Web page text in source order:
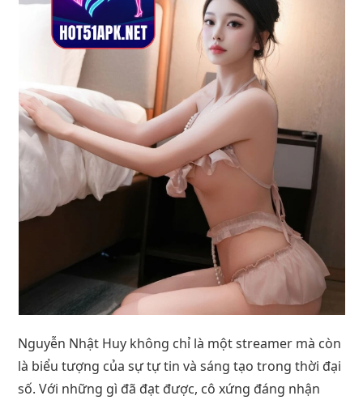
Nguyễn Nhật Huy không chỉ là một streamer mà còn
là biểu tượng của sự tự tin và sáng tạo trong thời đại
số. Với những gì đã đạt được, cô xứng đáng nhận